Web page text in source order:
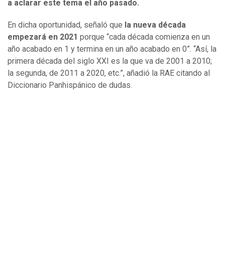
a aclarar este tema el año pasado.
En dicha oportunidad, señaló que la nueva década
empezará en 2021 porque “cada década comienza en un
año acabado en 1 y termina en un año acabado en 0”. “Así, la
primera década del siglo XXI es la que va de 2001 a 2010;
la segunda, de 2011 a 2020, etc.”, añadió la RAE citando al
Diccionario Panhispánico de dudas.